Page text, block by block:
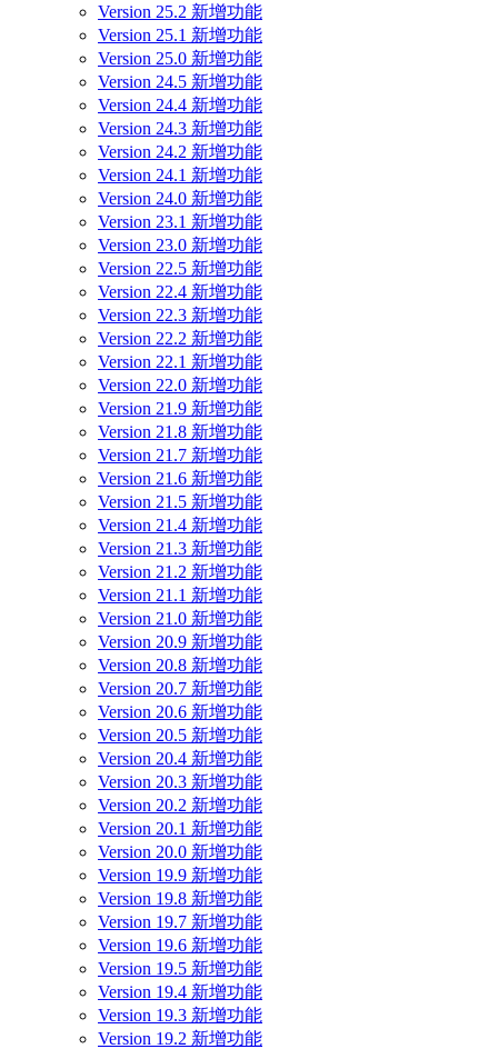
Version 25.2 新增功能
Version 25.1 新增功能
Version 25.0 新增功能
Version 24.5 新增功能
Version 24.4 新增功能
Version 24.3 新增功能
Version 24.2 新增功能
Version 24.1 新增功能
Version 24.0 新增功能
Version 23.1 新增功能
Version 23.0 新增功能
Version 22.5 新增功能
Version 22.4 新增功能
Version 22.3 新增功能
Version 22.2 新增功能
Version 22.1 新增功能
Version 22.0 新增功能
Version 21.9 新增功能
Version 21.8 新增功能
Version 21.7 新增功能
Version 21.6 新增功能
Version 21.5 新增功能
Version 21.4 新增功能
Version 21.3 新增功能
Version 21.2 新增功能
Version 21.1 新增功能
Version 21.0 新增功能
Version 20.9 新增功能
Version 20.8 新增功能
Version 20.7 新增功能
Version 20.6 新增功能
Version 20.5 新增功能
Version 20.4 新增功能
Version 20.3 新增功能
Version 20.2 新增功能
Version 20.1 新增功能
Version 20.0 新增功能
Version 19.9 新增功能
Version 19.8 新增功能
Version 19.7 新增功能
Version 19.6 新增功能
Version 19.5 新增功能
Version 19.4 新增功能
Version 19.3 新增功能
Version 19.2 新增功能